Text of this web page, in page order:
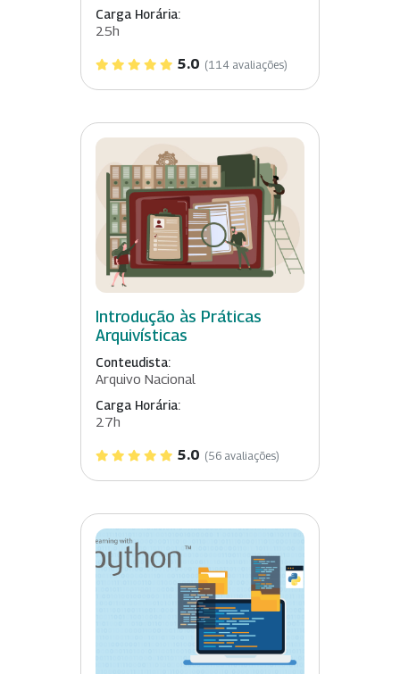
Carga Horária:
25h
5.0 (114 avaliações)
Introdução às Práticas
Arquivísticas
Conteudista:
Arquivo Nacional
Carga Horária:
27h
5.0 (56 avaliações)